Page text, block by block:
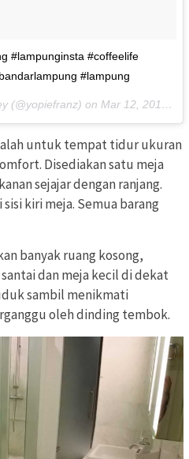
#lampunginsta #coffeelife
#lampung
(@yopiefranz) on Mar 12, 2017 at 9:50pm PDT
untuk tempat tidur ukuran
Disediakan satu meja
sejajar dengan ranjang.
kiri meja. Semua barang
banyak ruang kosong,
dan meja kecil di dekat
sambil menikmati
oleh dinding tembok.